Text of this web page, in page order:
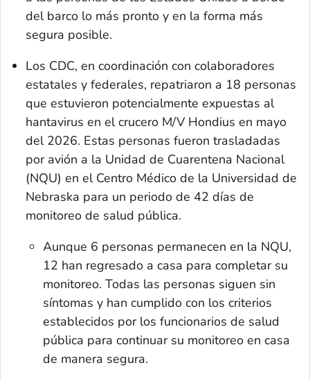
del barco lo más pronto y en la forma más
segura posible.
Los CDC, en coordinación con colaboradores
estatales y federales, repatriaron a 18 personas
que estuvieron potencialmente expuestas al
hantavirus en el crucero M/V Hondius en mayo
del 2026. Estas personas fueron trasladadas
por avión a la Unidad de Cuarentena Nacional
(NQU) en el Centro Médico de la Universidad de
Nebraska para un periodo de 42 días de
monitoreo de salud pública.
Aunque 6 personas permanecen en la NQU,
12 han regresado a casa para completar su
monitoreo. Todas las personas siguen sin
síntomas y han cumplido con los criterios
establecidos por los funcionarios de salud
pública para continuar su monitoreo en casa
de manera segura.